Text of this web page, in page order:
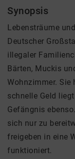
Synopsis
Lebensträume
Deutscher
illegaler
Bärten, Muckis
Wohnzimmer. Sie
schnelle Geld
Gefängnis
sich nur zu
freigeben in eine
funktioniert.